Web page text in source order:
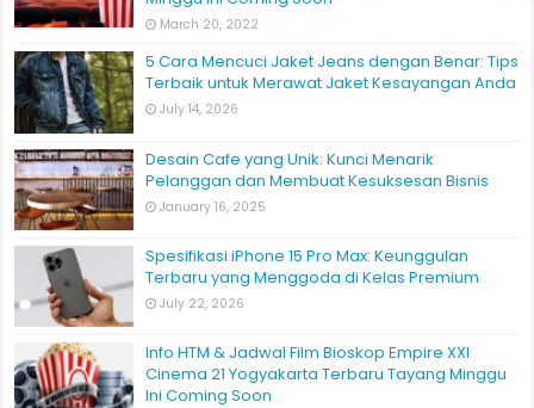
March 20, 2022
5 Cara Mencuci Jaket Jeans dengan Benar: Tips
Terbaik untuk Merawat Jaket Kesayangan Anda
July 14, 2026
Desain Cafe yang Unik: Kunci Menarik
Pelanggan dan Membuat Kesuksesan Bisnis
January 16, 2025
Spesifikasi iPhone 15 Pro Max: Keunggulan
Terbaru yang Menggoda di Kelas Premium
July 22, 2026
Info HTM & Jadwal Film Bioskop Empire XXI
Cinema 21 Yogyakarta Terbaru Tayang Minggu
Ini Coming Soon